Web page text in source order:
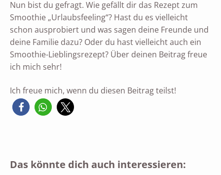
Nun bist du gefragt. Wie gefällt dir das Rezept zum
Smoothie „Urlaubsfeeling“? Hast du es vielleicht
schon ausprobiert und was sagen deine Freunde und
deine Familie dazu? Oder du hast vielleicht auch ein
Smoothie-Lieblingsrezept? Über deinen Beitrag freue
ich mich sehr!
Ich freue mich, wenn du diesen Beitrag teilst!
Das könnte dich auch interessieren: